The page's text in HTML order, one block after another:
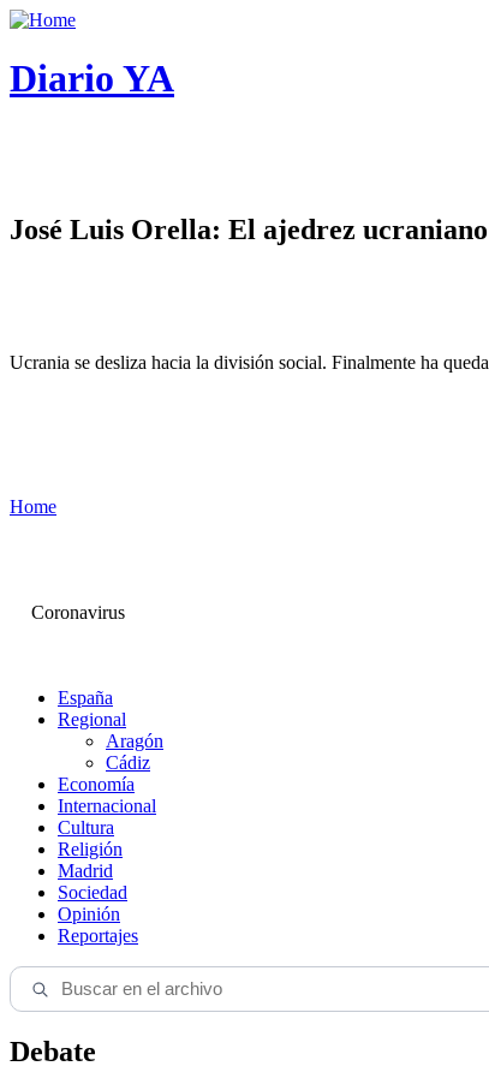
Diario YA
José Luis Orella: El ajedrez ucraniano
Ucrania se desliza hacia la división social. Finalmente ha
Home
Coronavirus
España
Regional
Aragón
Cádiz
Economía
Internacional
Cultura
Religión
Madrid
Sociedad
Opinión
Reportajes
Debate